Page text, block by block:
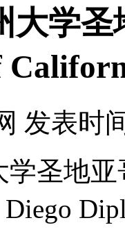
大学
发表时
圣地